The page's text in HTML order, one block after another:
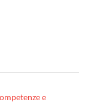
e